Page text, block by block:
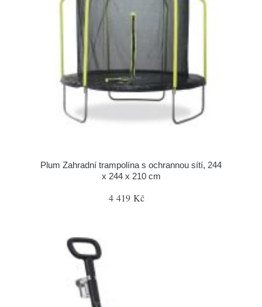
Plum Zahradní trampolína s ochrannou sítí, 244
x 244 x 210 cm
4 419 Kč